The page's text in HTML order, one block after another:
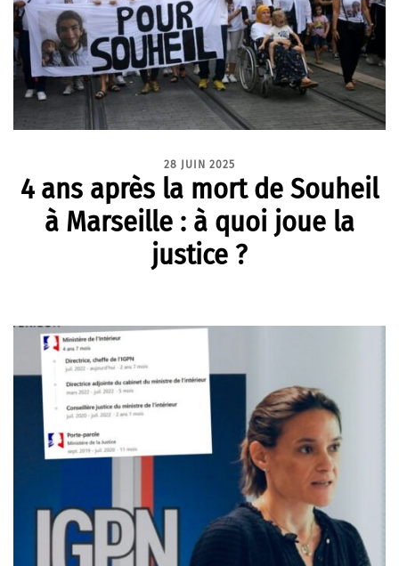
28 JUIN 2025
4 ans après la mort de Souheil
à Marseille : à quoi joue la
justice ?